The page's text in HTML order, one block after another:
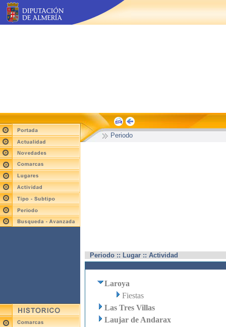
Periodo
Periodo :: Lugar :: Actividad
Laroya
Fiestas
Las Tres Villas
Laujar de Andarax